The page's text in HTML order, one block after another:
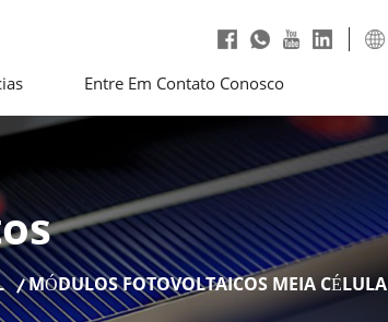
Entre Em Contato Conosco
MÓDULOS FOTOVOLTAICOS MEIA CÉLULA